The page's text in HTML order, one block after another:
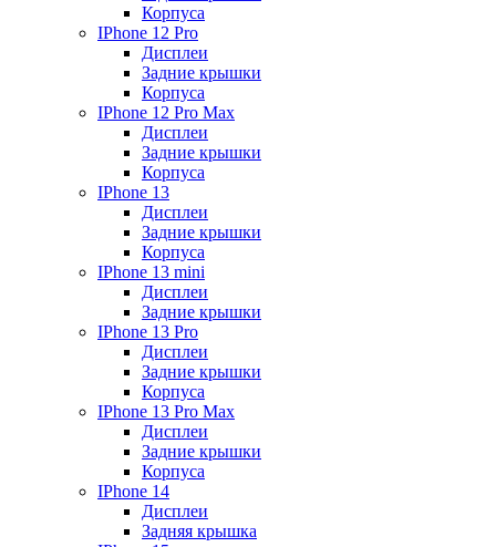
Корпуса
IPhone 12 Pro
Дисплеи
Задние крышки
Корпуса
IPhone 12 Pro Max
Дисплеи
Задние крышки
Корпуса
IPhone 13
Дисплеи
Задние крышки
Корпуса
IPhone 13 mini
Дисплеи
Задние крышки
IPhone 13 Pro
Дисплеи
Задние крышки
Корпуса
IPhone 13 Pro Max
Дисплеи
Задние крышки
Корпуса
IPhone 14
Дисплеи
Задняя крышка